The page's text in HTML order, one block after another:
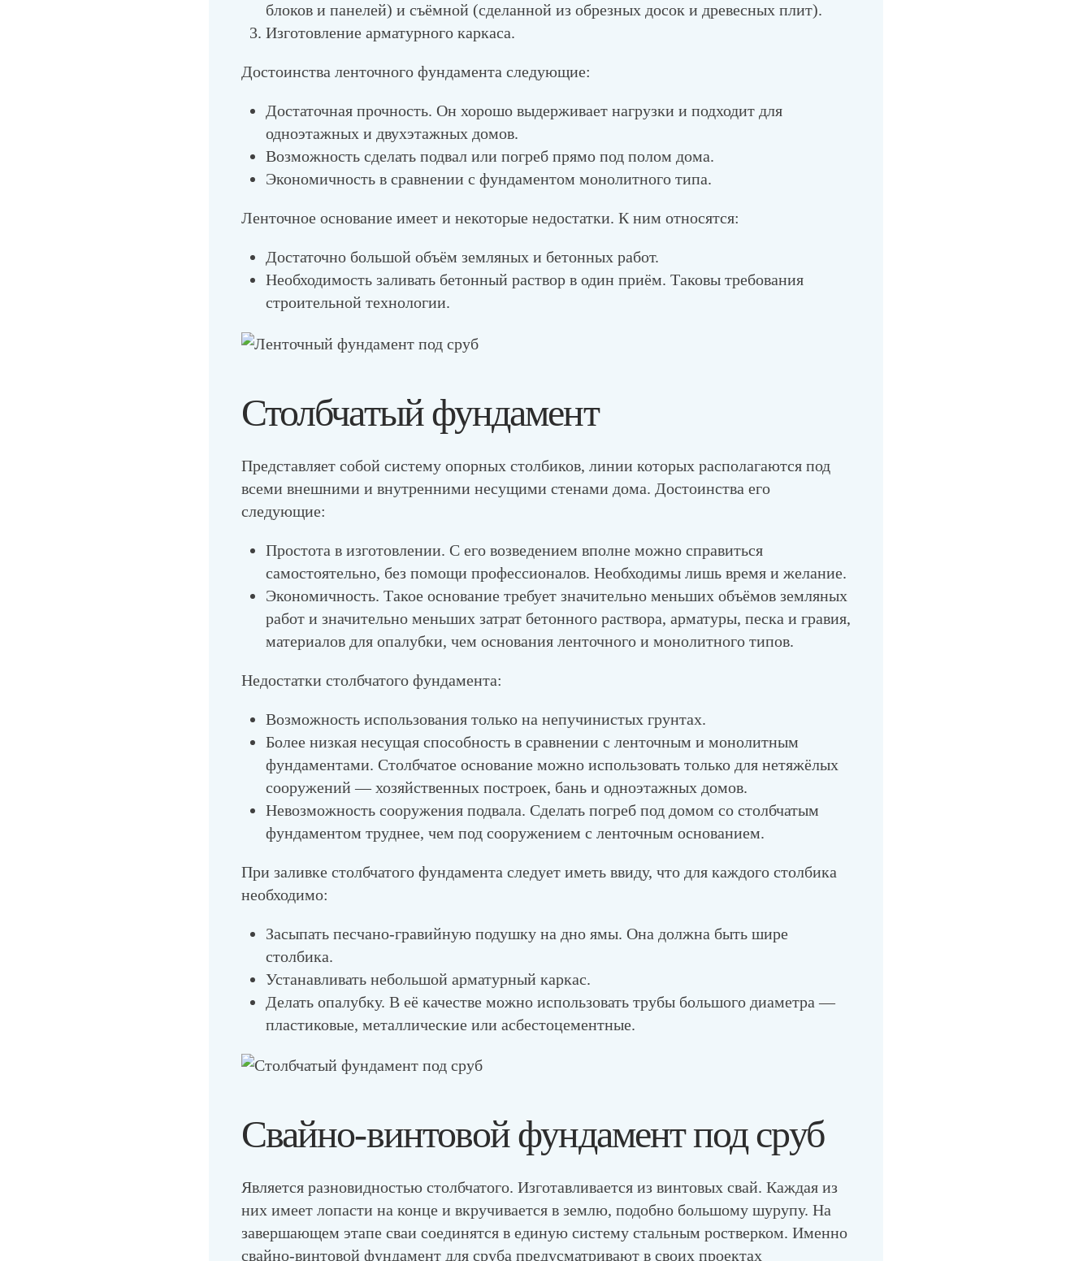
блоков и панелей) и съёмной (сделанной из обрезных досок и древесных плит).
Изготовление арматурного каркаса.
Достоинства ленточного фундамента следующие:
Достаточная прочность. Он хорошо выдерживает нагрузки и подходит для
одноэтажных и двухэтажных домов.
Возможность сделать подвал или погреб прямо под полом дома.
Экономичность в сравнении с фундаментом монолитного типа.
Ленточное основание имеет и некоторые недостатки. К ним относятся:
Достаточно большой объём земляных и бетонных работ.
Необходимость заливать бетонный раствор в один приём. Таковы требования
строительной технологии.
Столбчатый фундамент
Представляет собой систему опорных столбиков, линии которых располагаются под
всеми внешними и внутренними несущими стенами дома. Достоинства его
следующие:
Простота в изготовлении. С его возведением вполне можно справиться
самостоятельно, без помощи профессионалов. Необходимы лишь время и желание.
Экономичность. Такое основание требует значительно меньших объёмов земляных
работ и значительно меньших затрат бетонного раствора, арматуры, песка и гравия,
материалов для опалубки, чем основания ленточного и монолитного типов.
Недостатки столбчатого фундамента:
Возможность использования только на непучинистых грунтах.
Более низкая несущая способность в сравнении с ленточным и монолитным
фундаментами. Столбчатое основание можно использовать только для нетяжёлых
сооружений — хозяйственных построек, бань и одноэтажных домов.
Невозможность сооружения подвала. Сделать погреб под домом со столбчатым
фундаментом труднее, чем под сооружением с ленточным основанием.
При заливке столбчатого фундамента следует иметь ввиду, что для каждого столбика
необходимо:
Засыпать песчано-гравийную подушку на дно ямы. Она должна быть шире
столбика.
Устанавливать небольшой арматурный каркас.
Делать опалубку. В её качестве можно использовать трубы большого диаметра —
пластиковые, металлические или асбестоцементные.
Свайно-винтовой фундамент под сруб
Является разновидностью столбчатого. Изготавливается из винтовых свай. Каждая из
них имеет лопасти на конце и вкручивается в землю, подобно большому шурупу. На
завершающем этапе сваи соединятся в единую систему стальным ростверком. Именно
свайно-винтовой фундамент для сруба предусматривают в своих проектах